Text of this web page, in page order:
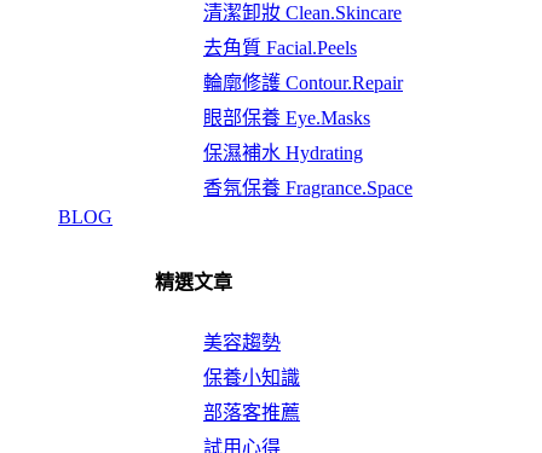
清潔卸妝 Clean.Skincare
去角質 Facial.Peels
輪廓修護 Contour.Repair
眼部保養 Eye.Masks
保濕補水 Hydrating
香氛保養 Fragrance.Space
BLOG
精選文章
美容趨勢
保養小知識
部落客推薦
試用心得